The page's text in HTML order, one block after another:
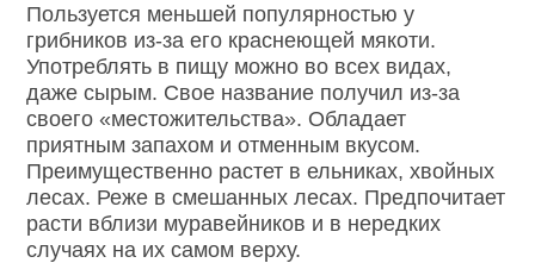
Пользуется меньшей популярностью у
грибников из-за его краснеющей мякоти.
Употреблять в пищу можно во всех видах,
даже сырым. Свое название получил из-за
своего «местожительства». Обладает
приятным запахом и отменным вкусом.
Преимущественно растет в ельниках, хвойных
лесах. Реже в смешанных лесах. Предпочитает
расти вблизи муравейников и в нередких
случаях на их самом верху.